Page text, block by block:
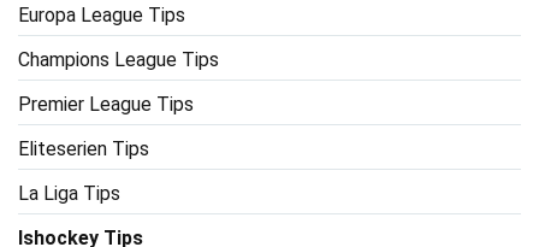
Europa League Tips
Champions League Tips
Premier League Tips
Eliteserien Tips
La Liga Tips
Ishockey Tips